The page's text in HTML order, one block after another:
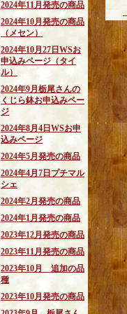
2024年11月発売の商品
2024年10月発売の商品
（メセン）
2024年10月27日WSお
申込みページ（タイ
ル）
2024年9月栃尾さんの
くじら鉢お申込みペー
ジ
2024年8月4日WSお申
込みページ
2024年5月発売の商品
2024年4月7日プチマル
シェ
2024年2月発売の商品
2024年1月発売の商品
2023年12月発売の商品
2023年11月発売の商品
2023年10月 追加の品
種
2023年10月発売の商品